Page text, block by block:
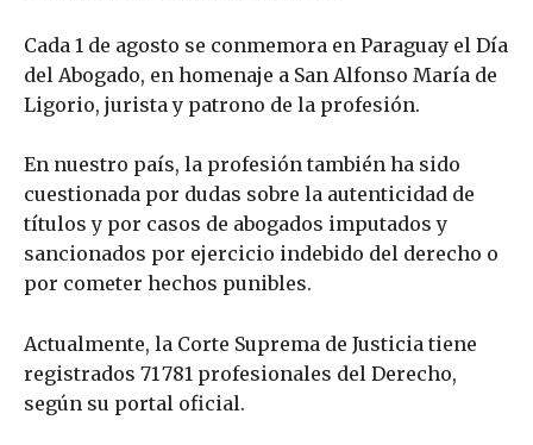
Cada 1 de agosto se conmemora en Paraguay el Día
del Abogado, en homenaje a San Alfonso María de
Ligorio, jurista y patrono de la profesión.
En nuestro país, la profesión también ha sido
cuestionada por dudas sobre la autenticidad de
títulos y por casos de abogados imputados y
sancionados por ejercicio indebido del derecho o
por cometer hechos punibles.
Actualmente, la Corte Suprema de Justicia tiene
registrados 71 781 profesionales del Derecho,
según su portal oficial.